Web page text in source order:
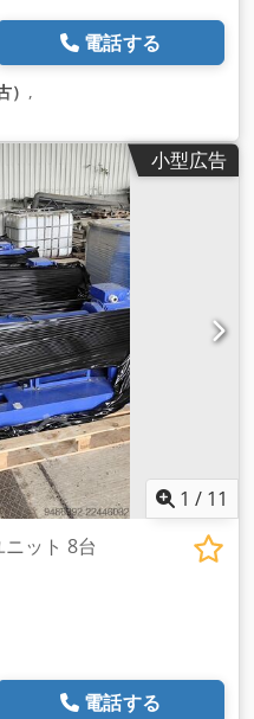
電話する
,
小型広告
1 / 11
ット 8台
電話する